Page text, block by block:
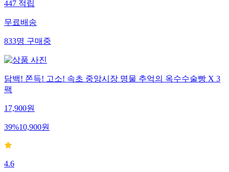
447적립
무료배송
833명구매중
담백! 쫀득! 고소! 속초 중앙시장 명물 추억의 옥수수술빵 X 3
팩
17,900원
39%10,900원
4.6